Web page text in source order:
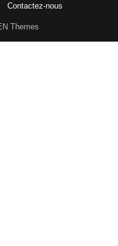
Contactez-nous
Themes